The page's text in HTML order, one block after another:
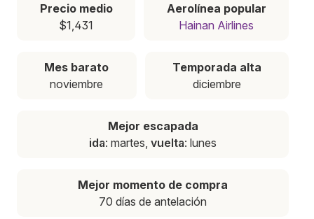
Precio medio
$1,431
Aerolínea popular
Hainan Airlines
Mes barato
noviembre
Temporada alta
diciembre
Mejor escapada
ida: martes, vuelta: lunes
Mejor momento de compra
70 días de antelación